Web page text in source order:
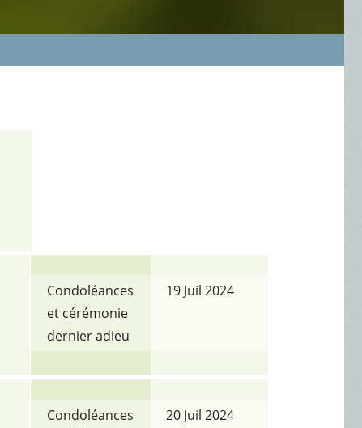
Condoléances
et cérémonie
dernier adieu
19 Juil 2024
Condoléances
20 Juil 2024